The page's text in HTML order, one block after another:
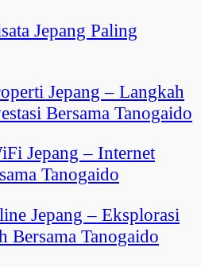
Jepang Paling
Jepang – Langkah
Bersama Tanogaido
Jepang – Internet
Tanogaido
Jepang – Eksplorasi
Bersama Tanogaido